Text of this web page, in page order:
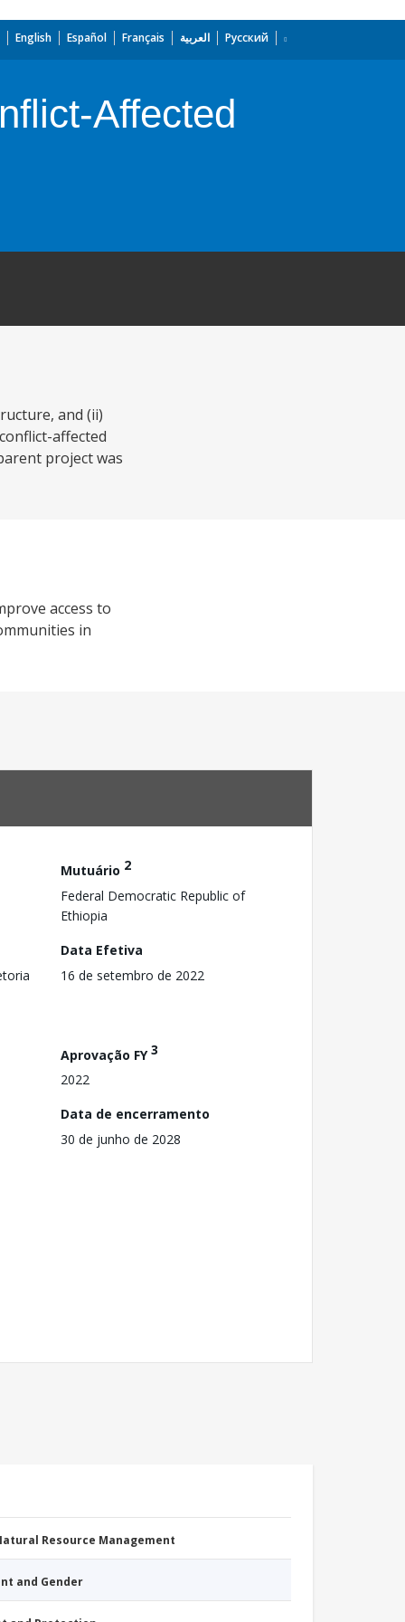
English Español Français العربية Русский
Affected
and (ii)
affected
project was
access to
in
Mutuário 2
Federal Democratic Republic of
Ethiopia
Data Efetiva
16 de setembro de 2022
Aprovação FY3
2022
Data de encerramento
30 de junho de 2028
Resource Management
and Gender